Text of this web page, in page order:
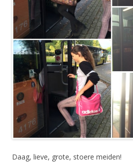
Daag, lieve, grote, stoere meiden!